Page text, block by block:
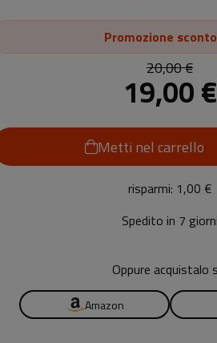
Promozione
20,00 €
19,00 €
Metti nel carrello
risparmi: 1,00 €
Spedito in 7 giorni
Oppure acquistalo
Amazon